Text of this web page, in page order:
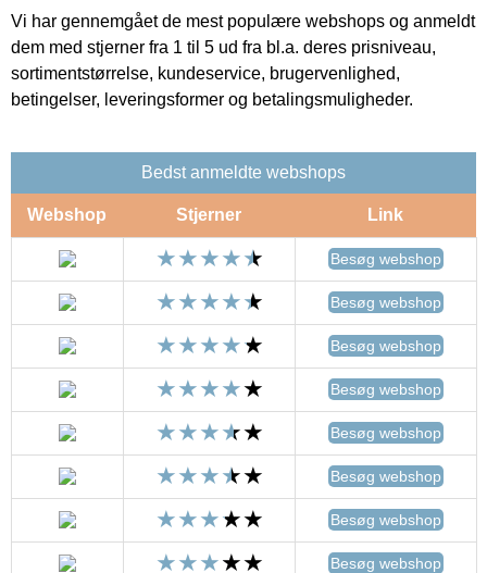
Vi har gennemgået de mest populære webshops og anmeldt
dem med stjerner fra 1 til 5 ud fra bl.a. deres prisniveau,
sortimentstørrelse, kundeservice, brugervenlighed,
betingelser, leveringsformer og betalingsmuligheder.
Bedst anmeldte webshops
Webshop Stjerner Link
Besøg webshop
Besøg webshop
Besøg webshop
Besøg webshop
Besøg webshop
Besøg webshop
Besøg webshop
Besøg webshop